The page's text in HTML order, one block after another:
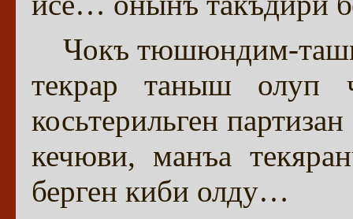
Чокъ тюшюндим-
текрар таныш олуп
косьтерильген
кечюви, манъа
берген киби олду…